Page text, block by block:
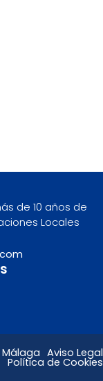
de 10 años de
Locales
Aviso Legal
Política de Cookies